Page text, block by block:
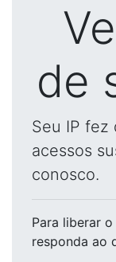
de
Seu IP fez
acessos
conosco.
Para liberar o
responda ao